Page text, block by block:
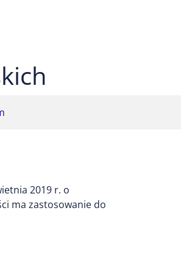
2019 r. o
ma zastosowanie do